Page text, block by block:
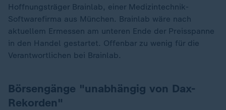
Hoffnungsträger Brainlab, einer Medizintechnik-
Softwarefirma aus München. Brainlab wäre nach
aktuellem Ermessen am unteren Ende der Preisspanne
in den Handel gestartet. Offenbar zu wenig für die
Verantwortlichen bei Brainlab.
Börsengänge "unabhängig von Dax-
Rekorden"